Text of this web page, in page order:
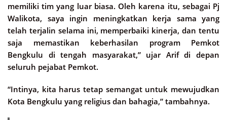
memiliki tim yang luar biasa. Oleh karena itu, sebagai Pj
Walikota, saya ingin meningkatkan kerja sama yang
telah terjalin selama ini, memperbaiki kinerja, dan tentu
saja memastikan keberhasilan program Pemkot
Bengkulu di tengah masyarakat,” ujar Arif di depan
seluruh pejabat Pemkot.
“Intinya, kita harus tetap semangat untuk mewujudkan
Kota Bengkulu yang religius dan bahagia,” tambahnya.